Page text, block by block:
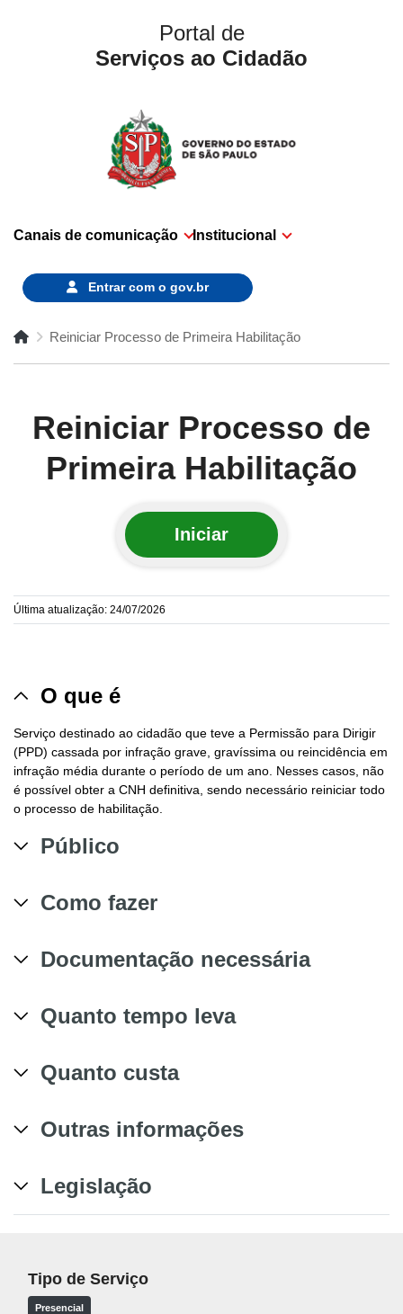
Portal de
Serviços ao Cidadão
Canais de comunicação Institucional
Entrar com o gov.br
Reiniciar Processo de Primeira Habilitação
Reiniciar Processo de
Primeira Habilitação
Iniciar
Última atualização: 24/07/2026
O que é
Serviço destinado ao cidadão que teve a Permissão para Dirigir
(PPD) cassada por infração grave, gravíssima ou reincidência em
infração média durante o período de um ano. Nesses casos, não
é possível obter a CNH definitiva, sendo necessário reiniciar todo
o processo de habilitação.
Público
Como fazer
Documentação necessária
Quanto tempo leva
Quanto custa
Outras informações
Legislação
Tipo de Serviço
Presencial